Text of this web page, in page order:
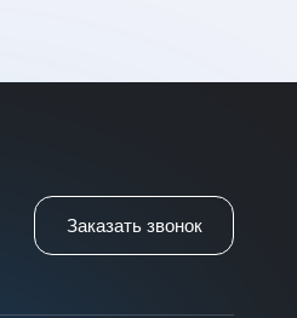
Заказать звонок